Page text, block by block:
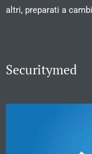
altri, preparati a
Securitymed